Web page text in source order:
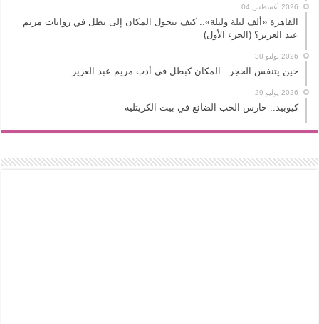
2026 أغسطس 04
القاهرة «ألف ليلة وليلة».. كيف يتحول المكان إلى بطل في روايات مريم
عبد العزيز؟ (الجزء الأول)
2026 يوليو 30
حين يتنفس الحجر.. المكان كبطل في أدب مريم عبد العزيز
2026 يوليو 29
كيوبيد.. حارس الحب الضائع في بيت الكريتلية